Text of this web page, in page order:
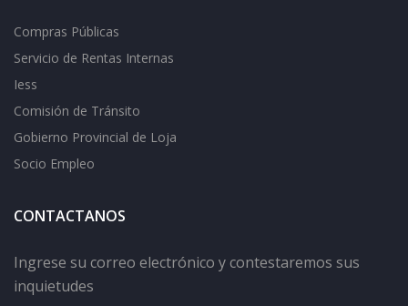
Compras Públicas
Servicio de Rentas Internas
Iess
Comisión de Tránsito
Gobierno Provincial de Loja
Socio Empleo
CONTACTANOS
Ingrese su correo electrónico y contestaremos sus
inquietudes